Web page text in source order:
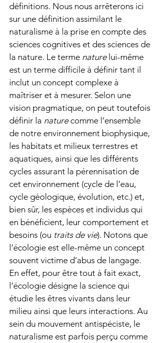
définitions. Nous nous arrêterons ici
sur une définition assimilant le
naturalisme à la prise en compte des
sciences cognitives et des sciences de
la nature. Le terme nature lui-même
est un terme difficile à définir tant il
inclut un concept complexe à
maîtriser et à mesurer. Selon une
vision pragmatique, on peut toutefois
définir la nature comme l’ensemble
de notre environnement biophysique,
les habitats et milieux terrestres et
aquatiques, ainsi que les différents
cycles assurant la pérennisation de
cet environnement (cycle de l’eau,
cycle géologique, évolution, etc.) et,
bien sûr, les espèces et individus qui
en bénéficient, leur comportement et
besoins (ou traits de vie). Notons que
l’écologie est elle-même un concept
souvent victime d’abus de langage.
En effet, pour être tout à fait exact,
l’écologie désigne la science qui
étudie les êtres vivants dans leur
milieu ainsi que leurs interactions. Au
sein du mouvement antispéciste, le
naturalisme est parfois perçu comme